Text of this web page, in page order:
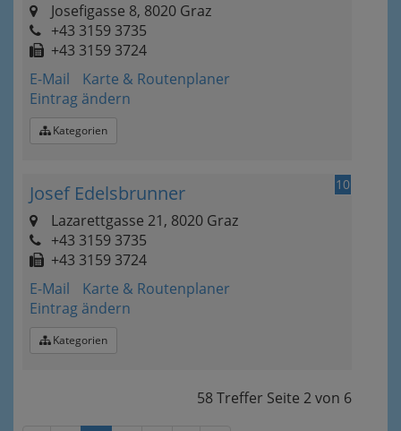
Josefigasse 8, 8020 Graz
+43 3159 3735
+43 3159 3724
E-Mail
Karte & Routenplaner
Eintrag ändern
Kategorien
10
Josef Edelsbrunner
Lazarettgasse 21, 8020 Graz
+43 3159 3735
+43 3159 3724
E-Mail
Karte & Routenplaner
Eintrag ändern
Kategorien
58 Treffer Seite 2von 6